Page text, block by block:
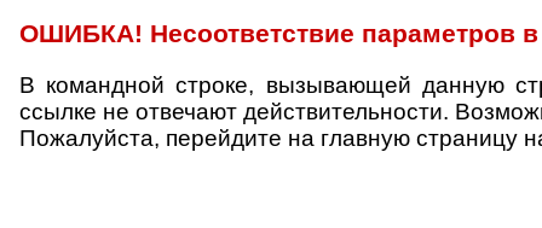
ОШИБКА! Несоответствие параметров
В командной строке, вызывающей данную
ссылке не отвечают действительности.
Пожалуйста, перейдите на главную страницу